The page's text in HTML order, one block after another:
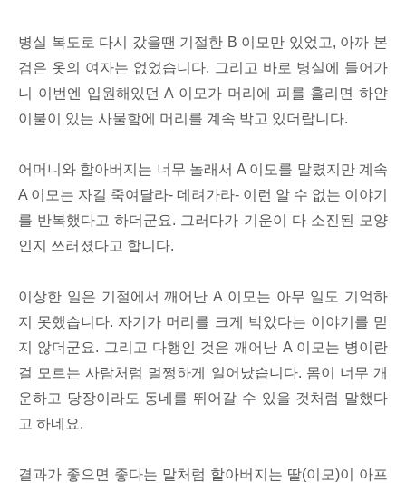
병실 복도로 다시 갔을땐 기절한 B 이모만 있었고, 아까 본
검은 옷의 여자는 없었습니다. 그리고 바로 병실에 들어가
니 이번엔 입원해있던 A 이모가 머리에 피를 흘리면 하얀
이불이 있는 사물함에 머리를 계속 박고 있더랍니다.
어머니와 할아버지는 너무 놀래서 A 이모를 말렸지만 계속
A 이모는 자길 죽여달라- 데려가라- 이런 알 수 없는 이야기
를 반복했다고 하더군요. 그러다가 기운이 다 소진된 모양
인지 쓰러졌다고 합니다.
이상한 일은 기절에서 깨어난 A 이모는 아무 일도 기억하
지 못했습니다. 자기가 머리를 크게 박았다는 이야기를 믿
지 않더군요. 그리고 다행인 것은 깨어난 A 이모는 병이란
걸 모르는 사람처럼 멀쩡하게 일어났습니다. 몸이 너무 개
운하고 당장이라도 동네를 뛰어갈 수 있을 것처럼 말했다
고 하네요.
결과가 좋으면 좋다는 말처럼 할아버지는 딸(이모)이 아프